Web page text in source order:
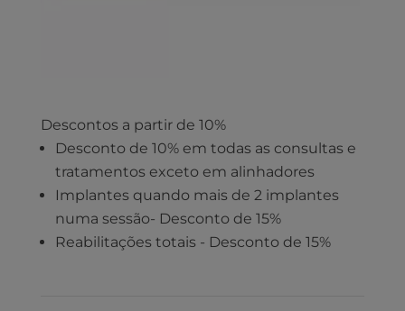
Descontos a partir de 10%
Desconto de 10% em todas as consultas e
tratamentos exceto em alinhadores
Implantes quando mais de 2 implantes
numa sessão- Desconto de 15%
Reabilitações totais - Desconto de 15%